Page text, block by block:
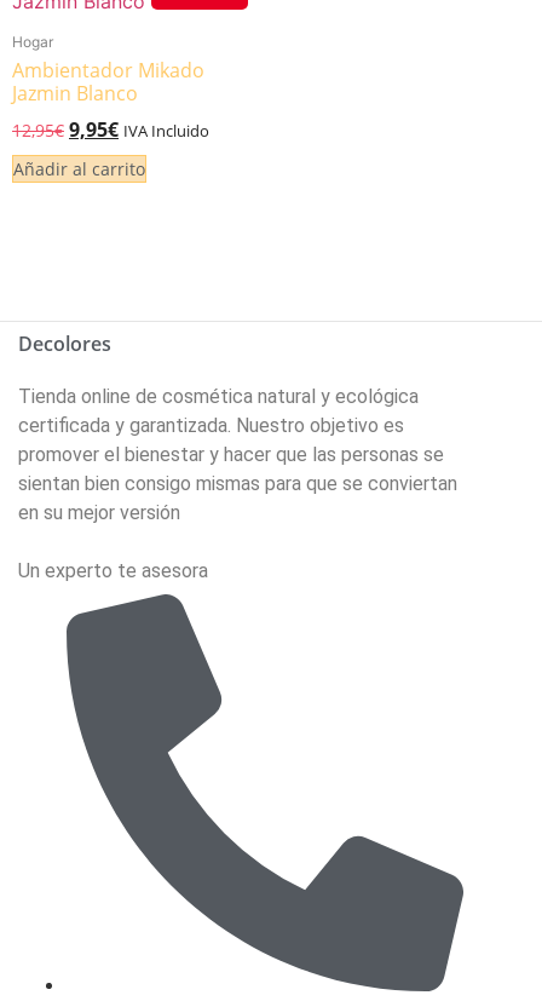
Hogar
Ambientador Mikado
Jazmin Blanco
12,95€ 9,95€ IVA Incluido
Añadir al carrito
Decolores
Tienda online de cosmética natural y ecológica
certificada y garantizada. Nuestro objetivo es
promover el bienestar y hacer que las personas se
sientan bien consigo mismas para que se conviertan
en su mejor versión
Un experto te asesora